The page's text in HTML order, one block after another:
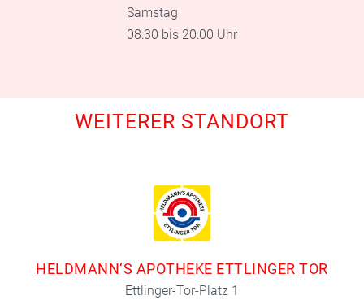
Samstag
08:30 bis 20:00 Uhr
WEITERER STANDORT
HELDMANN‘S APOTHEKE ETTLINGER TOR
Ettlinger-Tor-Platz 1